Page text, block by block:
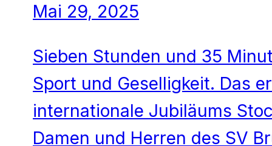
Mai 29, 2025
Sieben Stunden und 35
Sport und Geselligkeit. Das
internationale Jubiläums
Damen und Herren des SV